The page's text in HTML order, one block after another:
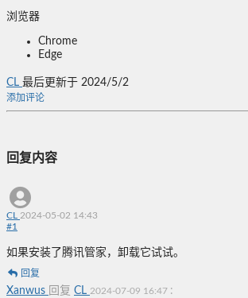
浏览器
Chrome
Edge
CL 最后更新于 2024/5/2
添加评论
回复内容
CL 2024-05-02 14:43
#1
如果安装了腾讯管家，卸载它试试。
回复
Xanwus 回复 CL 2024-07-09 16:47 :